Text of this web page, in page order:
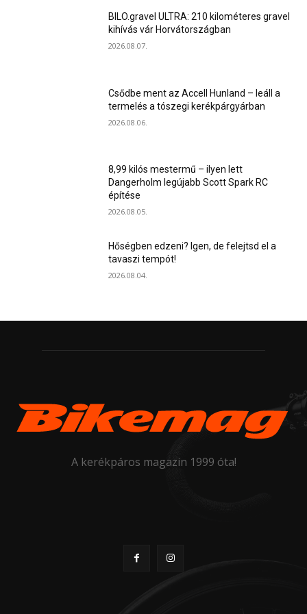
BILO.gravel ULTRA: 210 kilométeres gravel
kihívás vár Horvátországban
2026.08.07.
Csődbe ment az Accell Hunland – leáll a
termelés a tószegi kerékpárgyárban
2026.08.06.
8,99 kilós mestermű – ilyen lett
Dangerholm legújabb Scott Spark RC
építése
2026.08.05.
Hőségben edzeni? Igen, de felejtsd el a
tavaszi tempót!
2026.08.04.
A kerékpáros magazin 1999 óta!